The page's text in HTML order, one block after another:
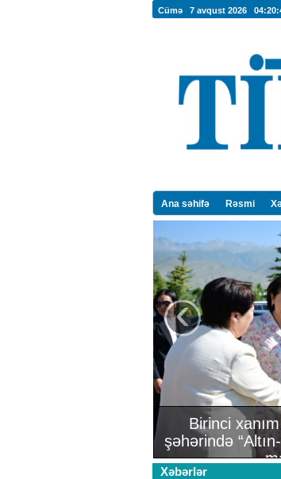
Cümə 7 avqust 2026
Ana səhifə Rəsmi
Birinci
şəhərində
‹
Xəbərlər